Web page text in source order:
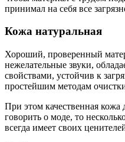
принимал на себя все
Кожа натуральная
Хороший, проверенный
нежелательные звуки,
свойствами, устойчив к
простейшим методам
При этом качественная кожа
говорить о моде, то
всегда имеет своих